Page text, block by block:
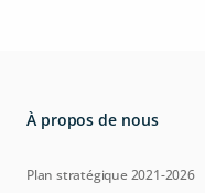
À propos de nous
Plan stratégique 2021-2026